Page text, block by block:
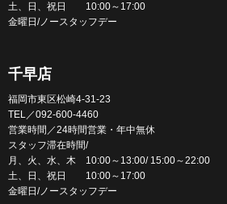
土、日、祝日 10:00～17:00
金曜日/ノースタッフデー
千早店
福岡市東区松崎4-31-23
TEL／092-600-4460
営業時間／24時間営業・年中無休
スタッフ滞在時間/
月、火、水、木 10:00～13:00/ 15:00～22:00
土、日、祝日 10:00～17:00
金曜日/ノースタッフデー